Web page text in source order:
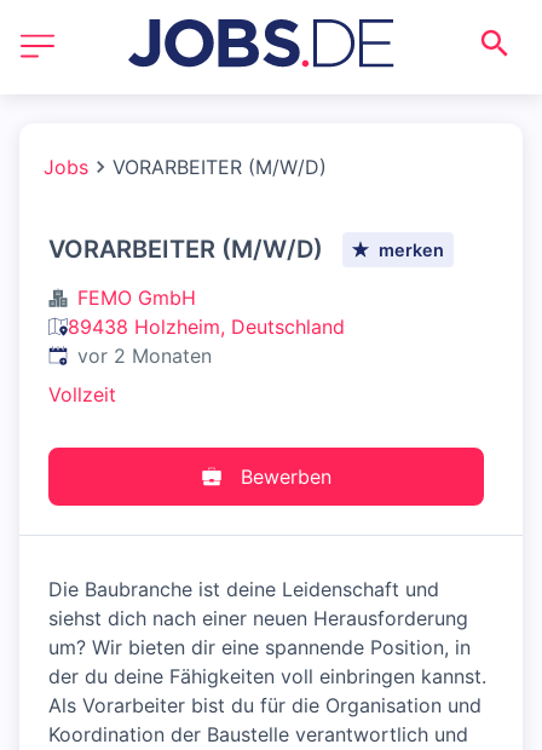
Jobs VORARBEITER (M/W/D)
VORARBEITER (M/W/D) merken
FEMO GmbH
89438 Holzheim, Deutschland
Veröffentlicht:
vor 2 Monaten
Vollzeit
Bewerben
Die Baubranche ist deine Leidenschaft und
siehst dich nach einer neuen Herausforderung
um? Wir bieten dir eine spannende Position, in
der du deine Fähigkeiten voll einbringen kannst.
Als Vorarbeiter bist du für die Organisation und
Koordination der Baustelle verantwortlich und